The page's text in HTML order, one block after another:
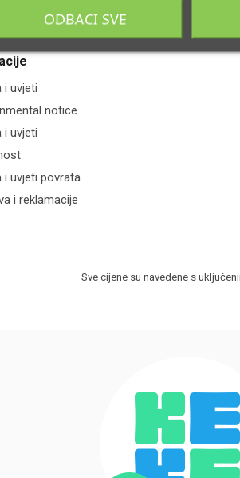
i uvjeti
notice
i uvjeti
i uvjeti povrata
i reklamacije
ODBACI SVE
Sve cijene su navedene s